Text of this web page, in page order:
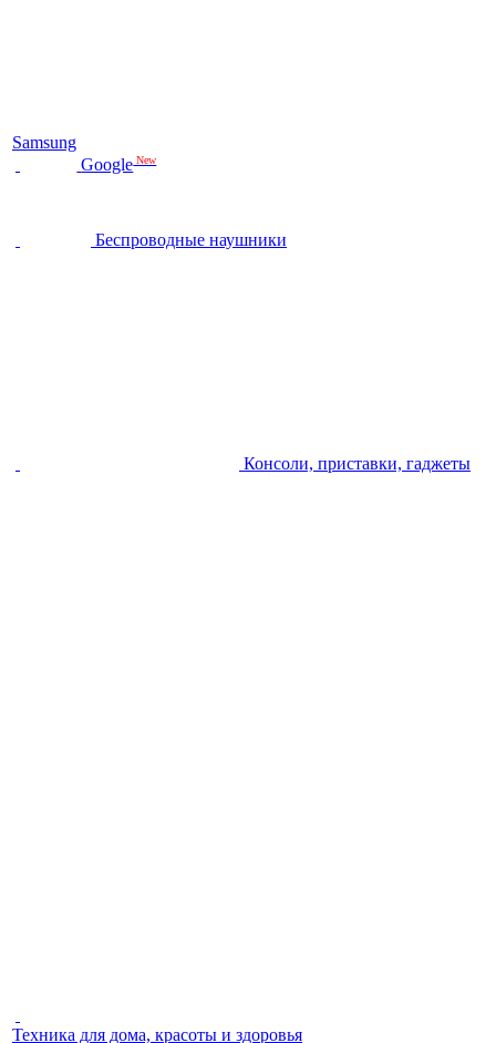
Samsung
Google New
Беспроводные наушники
Консоли, приставки, гаджеты
Техника для дома, красоты и здоровья